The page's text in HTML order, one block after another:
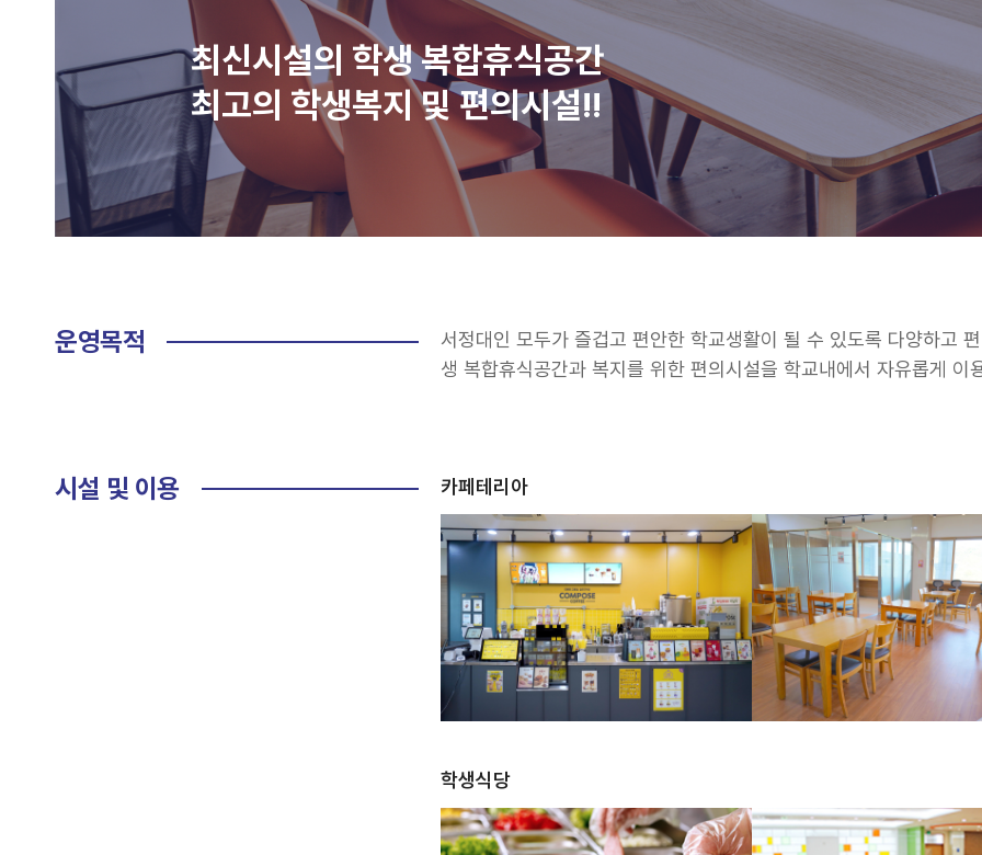
최신시설의 학생 복합휴식공간
최고의 학생복지 및편의시설!!
운영목적
서정대인 모두가 즐겁고 편안한 학교생활이 될 수 있도록 다양하고
생 복합휴식공간과 복지를 위한 편의시설을 학교내에서 자유롭게 이
시설 및 이용 카페테리아
학생식당